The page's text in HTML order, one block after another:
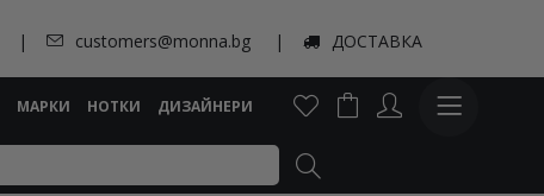
customers@monna.bg ДОСТАВКА
МАРКИ НОТКИ ДИЗАЙНЕРИ